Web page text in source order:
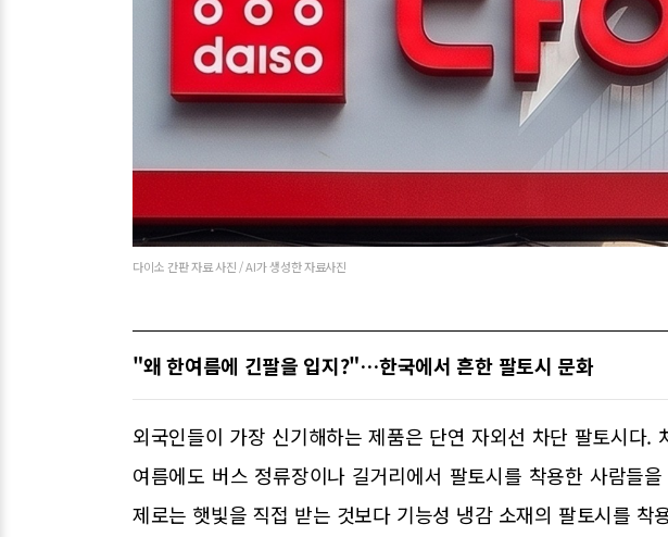
다이소 간판 자료 사진 / AI가 생성한 자료사진
"왜 한여름에 긴팔을 입지?"…한국에서 흔한 팔토시 문화
외국인들이 가장 신기해하는 제품은 단연 자외선 차단 팔토시다.
여름에도 버스 정류장이나 길거리에서 팔토시를 착용한 사람들
제로는 햇빛을 직접 받는 것보다 기능성 냉감 소재의 팔토시를 착